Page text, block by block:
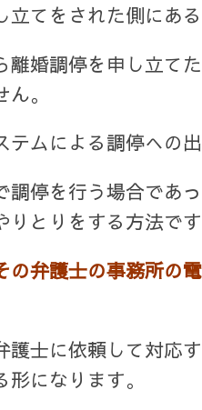
てをされた側にあ
離婚調停を申し立て
。
ムによる調停への
調停を行う場合であ
とりをする方法です
の弁護士の事務所の
護士に依頼して対応
になります。